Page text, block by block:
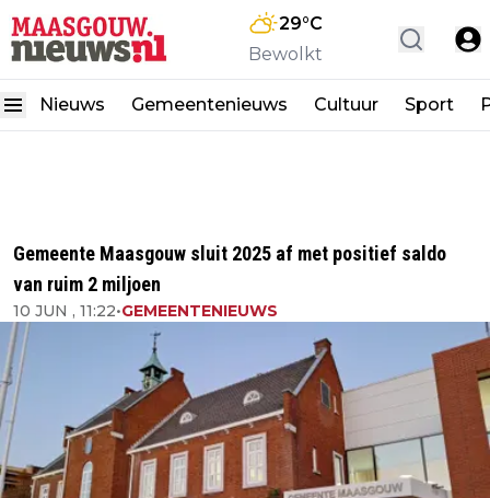
29°C
Bewolkt
Nieuws Gemeentenieuws Cultuur Sport
Gemeente Maasgouw sluit 2025 af met positief saldo
van ruim 2 miljoen
10 JUN , 11:22•GEMEENTENIEUWS